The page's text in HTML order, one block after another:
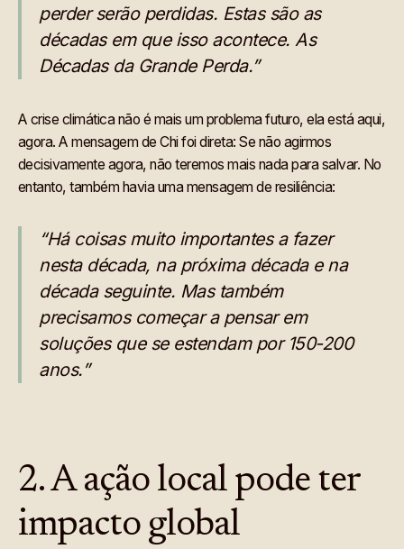
perder serão perdidas. Estas são as
décadas em que isso acontece. As
Décadas da Grande Perda.”
A crise climática não é mais um problema futuro, ela está aqui,
agora. A mensagem de Chi foi direta: Se não agirmos
decisivamente agora, não teremos mais nada para salvar. No
entanto, também havia uma mensagem de resiliência:
“Há coisas muito importantes a fazer
nesta década, na próxima década e na
década seguinte. Mas também
precisamos começar a pensar em
soluções que se estendam por 150-200
anos.”
2. A ação local pode ter
impacto global